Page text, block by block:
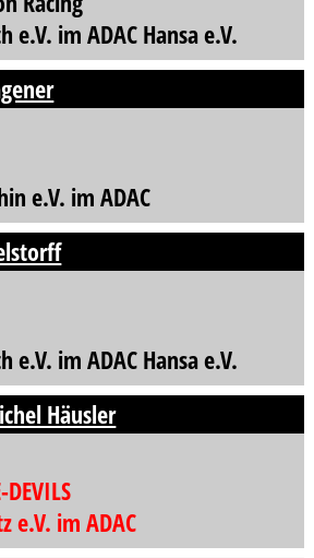
e.V. im ADAC Hansa e.V.
e.V. im ADAC
e.V. im ADAC Hansa e.V.
Häusler
e.V. im ADAC